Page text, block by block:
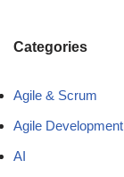
Categories
Agile & Scrum
Agile Development
AI